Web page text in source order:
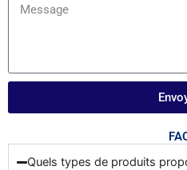
Quels types de produits